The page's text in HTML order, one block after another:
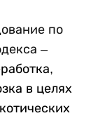
по
–
в целях